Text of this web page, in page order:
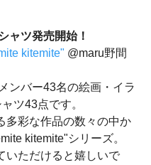
ツ発売開始！
kitemite" @maru野間
ンバー43名の絵画・イラ
ツ43点です。
多彩な作品の数々の中か
kitemite"シリーズ。
いただけると嬉しいで